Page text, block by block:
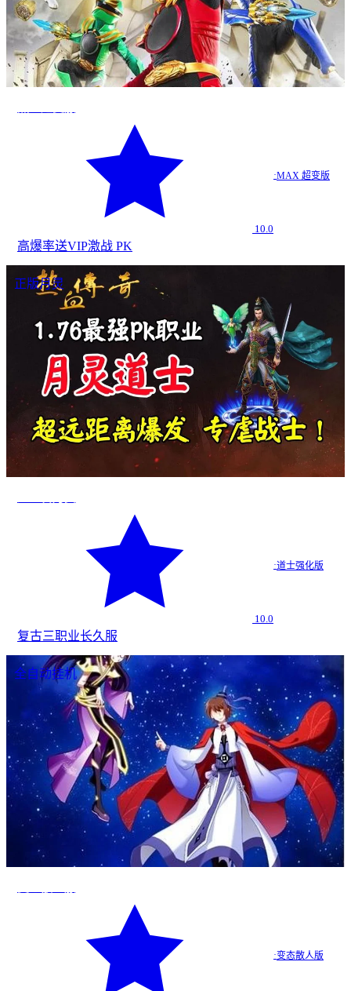
10.0
·MAX 超变版
高爆率送VIP激战 PK
正版月灵
10.0
·道士强化版
复古三职业长久服
全自动挂机
·变态散人版